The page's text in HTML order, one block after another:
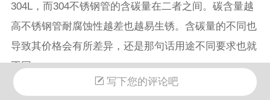
304L，而304不锈钢管的含碳量在二者之间。碳含量越
高不锈钢管耐腐蚀性越差也越易生锈。含碳量的不同也
导致其价格会有所差异，还是那句话用途不同要求也就
不同。
写下您的评论吧